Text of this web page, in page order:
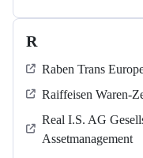
R
Raben Trans
Raiffeisen Waren-
Real I.S. AG
Assetmanagement